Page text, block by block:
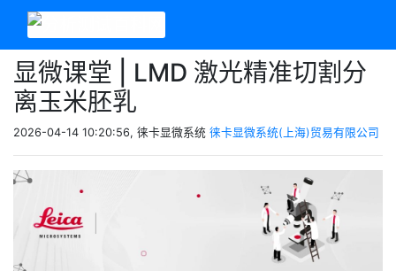
显微课堂 | LMD 激光精准切割分
离玉米胚乳
2026-04-14 10:20:56, 徕卡显微系统 徕卡显微系统(上海)贸易有限公司